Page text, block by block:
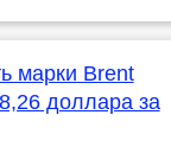
марки Brent
доллара за